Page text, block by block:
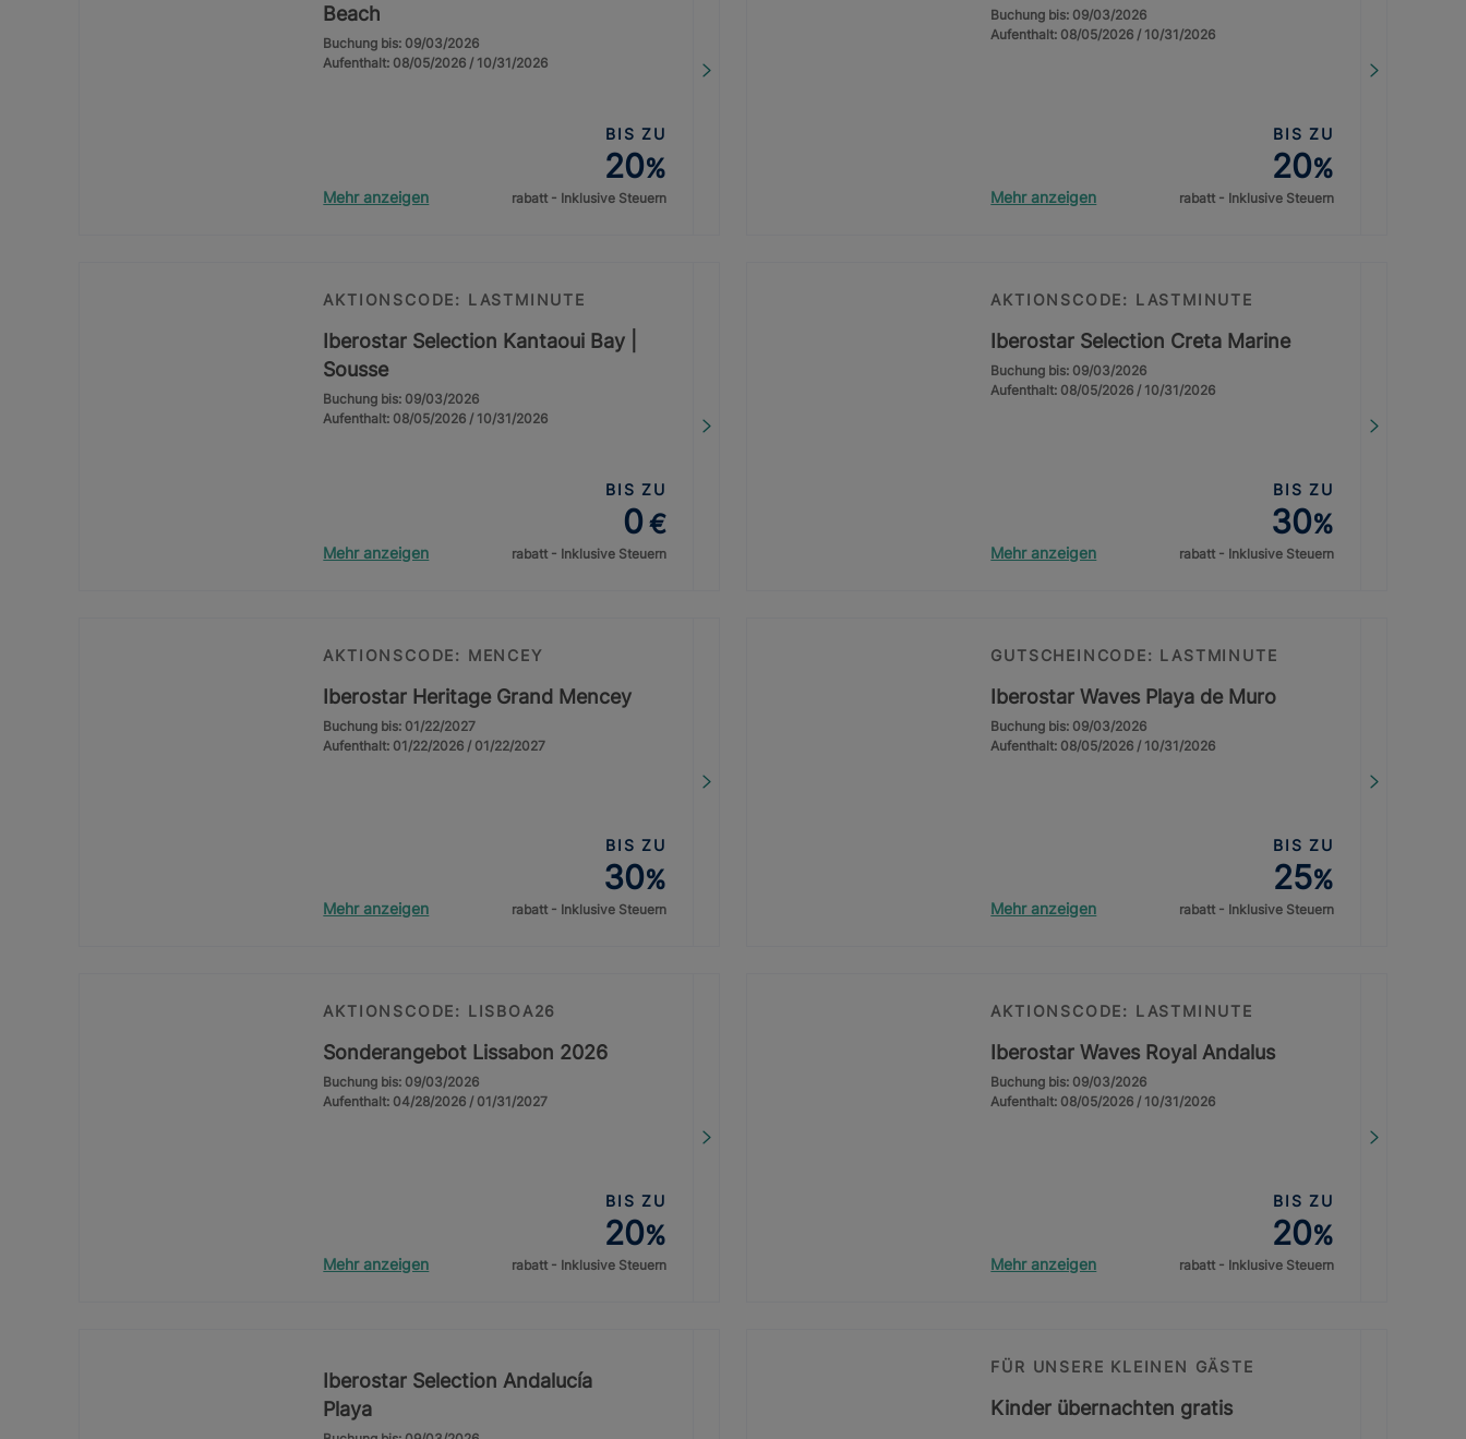
Beach
Buchung bis: 09/03/2026
Aufenthalt: 08/05/2026 / 10/31/2026
Mehr anzeigen
BIS ZU
20%
rabatt - Inklusive Steuern
Buchung bis: 09/03/2026
Aufenthalt: 08/05/2026 / 10/31/2026
Mehr anzeigen
BIS ZU
20%
rabatt - Inklusive Steuern
AKTIONSCODE: LASTMINUTE
Iberostar Selection Kantaoui Bay |
Sousse
Buchung bis: 09/03/2026
Aufenthalt: 08/05/2026 / 10/31/2026
Mehr anzeigen
BIS ZU
0€
rabatt - Inklusive Steuern
AKTIONSCODE: LASTMINUTE
Iberostar Selection Creta Marine
Buchung bis: 09/03/2026
Aufenthalt: 08/05/2026 / 10/31/2026
Mehr anzeigen
BIS ZU
30%
rabatt - Inklusive Steuern
AKTIONSCODE: MENCEY
Iberostar Heritage Grand Mencey
Buchung bis: 01/22/2027
Aufenthalt: 01/22/2026 / 01/22/2027
Mehr anzeigen
BIS ZU
30%
rabatt - Inklusive Steuern
GUTSCHEINCODE: LASTMINUTE
Iberostar Waves Playa de Muro
Buchung bis: 09/03/2026
Aufenthalt: 08/05/2026 / 10/31/2026
Mehr anzeigen
BIS ZU
25%
rabatt - Inklusive Steuern
AKTIONSCODE: LISBOA26
Sonderangebot Lissabon 2026
Buchung bis: 09/03/2026
Aufenthalt: 04/28/2026 / 01/31/2027
Mehr anzeigen
BIS ZU
20%
rabatt - Inklusive Steuern
AKTIONSCODE: LASTMINUTE
Iberostar Waves Royal Andalus
Buchung bis: 09/03/2026
Aufenthalt: 08/05/2026 / 10/31/2026
Mehr anzeigen
BIS ZU
20%
rabatt - Inklusive Steuern
Iberostar Selection Andalucía
Playa
FÜR UNSERE KLEINEN GÄSTE
Kinder übernachten gratis